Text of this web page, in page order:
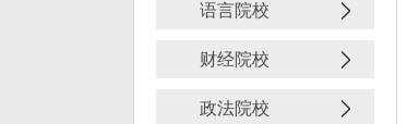
语言院校
财经院校
政法院校